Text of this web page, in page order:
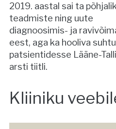
2019. aastal sai ta
teadmiste ning uute
diagnoosimis- ja
eest, aga ka hooliva
patsientidesse Lääne-
arsti tiitli.
Kliiniku